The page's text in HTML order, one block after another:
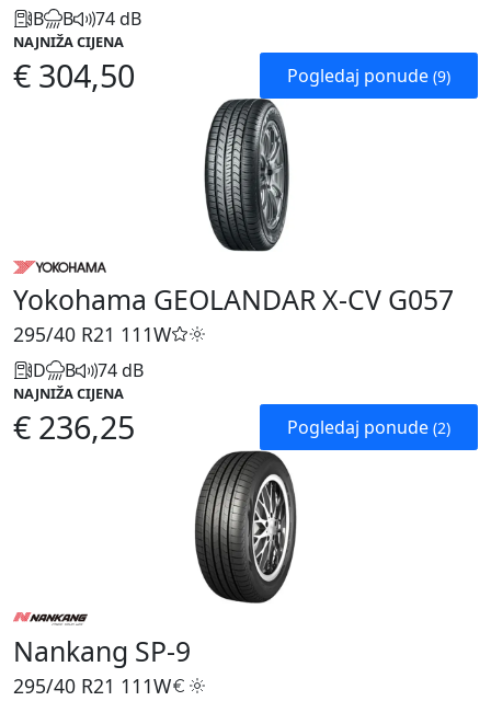
B B 74 dB
NAJNIŽA CIJENA
€ 304,50 Pogledaj ponude (9)
Yokohama GEOLANDAR X-CV G057
295/40 R21 111W
D B 74 dB
NAJNIŽA CIJENA
€ 236,25 Pogledaj ponude (2)
Nankang SP-9
295/40 R21 111W